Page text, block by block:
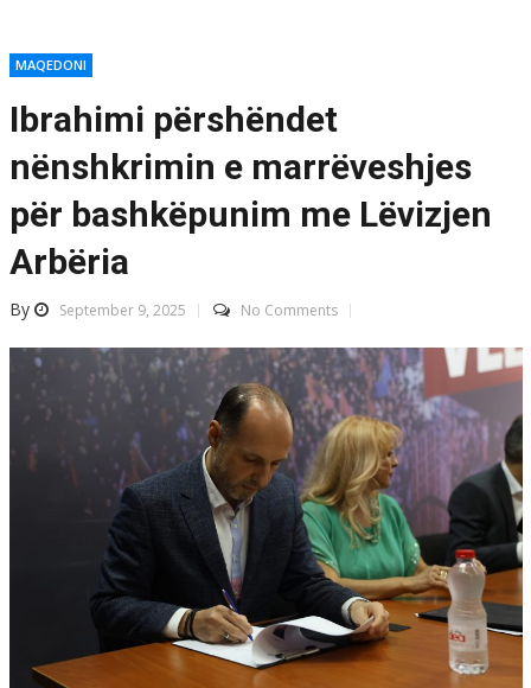
MAQEDONI
Ibrahimi përshëndet
nënshkrimin e marrëveshjes
për bashkëpunim me Lëvizjen
Arbëria
By September 9, 2025 No Comments